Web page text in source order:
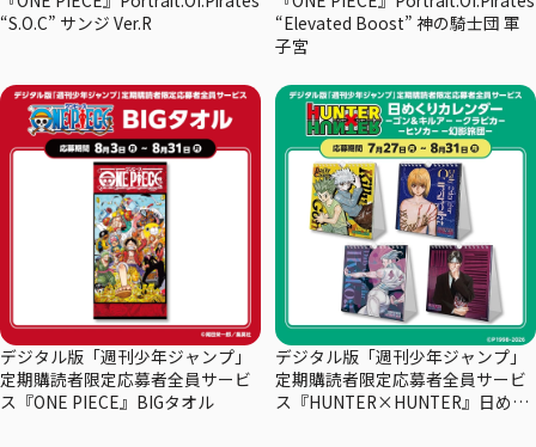
“S.O.C” サンジ Ver.R
“Elevated Boost” 神の騎士団 軍
子宮
デジタル版「週刊少年ジャンプ」
定期購読者限定応募者全員サービ
ス『ONE PIECE』BIGタオル
デジタル版「週刊少年ジャンプ」
定期購読者限定応募者全員サービ
ス『HUNTER×HUNTER』日めく